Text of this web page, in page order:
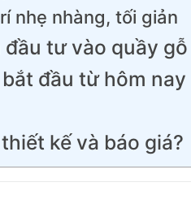
nhẹ nhàng, tối giản
đầu tư vào quầy
đầu từ hôm nay
kế và báo giá?